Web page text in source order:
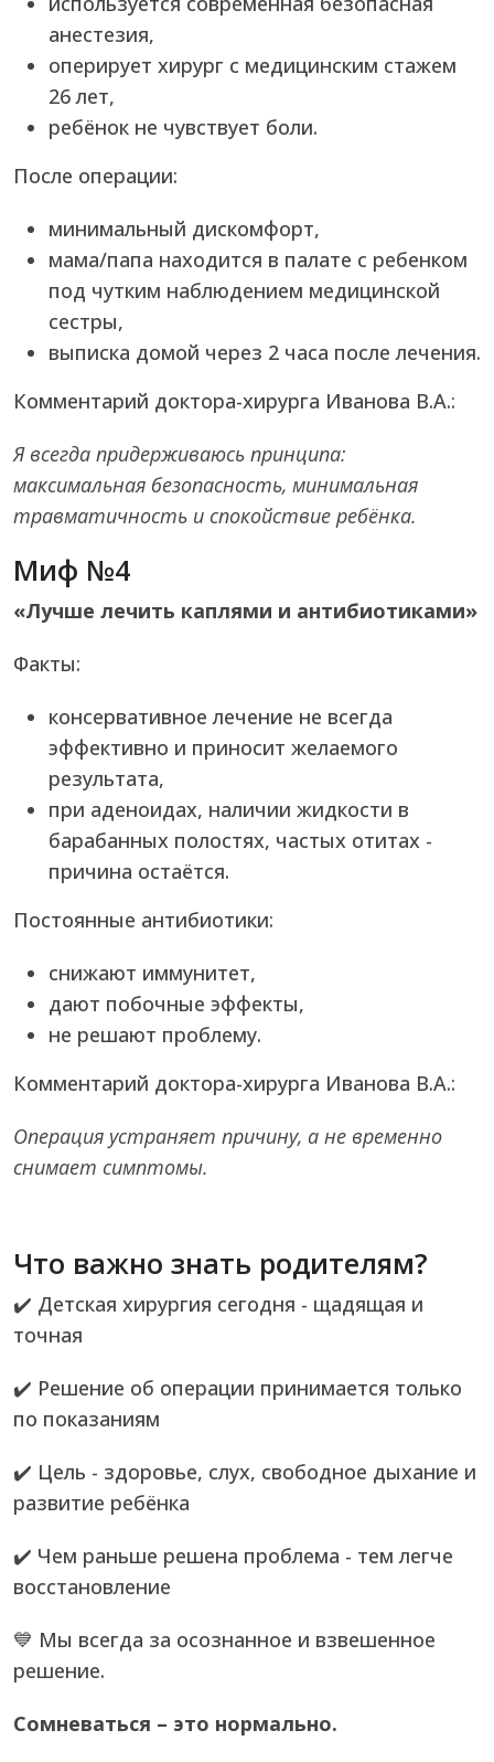
анестезия,
оперирует хирург с медицинским стажем
26 лет,
ребёнок не чувствует боли.
После операции:
минимальный дискомфорт,
мама/папа находится в палате с ребенком
под чутким наблюдением медицинской
сестры,
выписка домой через 2 часа после лечения.
Комментарий доктора-хирурга Иванова В.А.:
Я всегда придерживаюсь принципа:
максимальная безопасность, минимальная
травматичность и спокойствие ребёнка.
Миф №4
«Лучше лечить каплями и антибиотиками»
Факты:
консервативное лечение не всегда
эффективно и приносит желаемого
результата,
при аденоидах, наличии жидкости в
барабанных полостях, частых отитах -
причина остаётся.
Постоянные антибиотики:
снижают иммунитет,
дают побочные эффекты,
не решают проблему.
Комментарий доктора-хирурга Иванова В.А.:
Операция устраняет причину, а не временно
снимает симптомы.
Что важно знать родителям?
✔️ Детская хирургия сегодня - щадящая и
точная
✔️ Решение об операции принимается только
по показаниям
✔️ Цель - здоровье, слух, свободное дыхание и
развитие ребёнка
✔️ Чем раньше решена проблема - тем легче
восстановление
💙 Мы всегда за осознанное и взвешенное
решение.
Сомневаться – это нормально.